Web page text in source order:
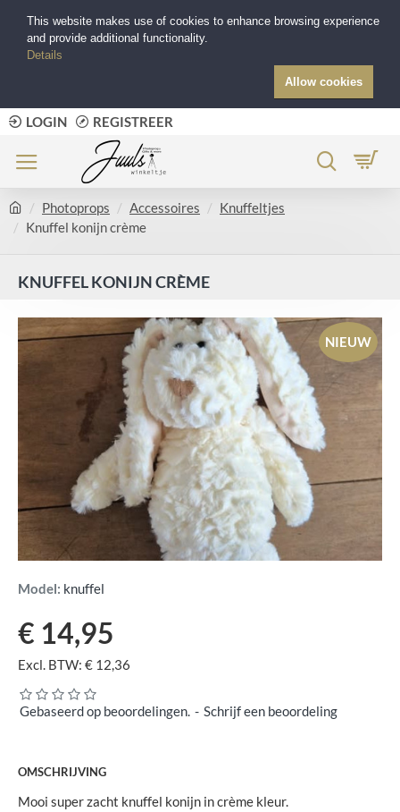
LOGIN REGISTREER
Photoprops Accessoires
Knuffeltjes
Knuffel konijn crème
KNUFFEL KONIJN CRÈME
NIEUW
Model: knuffel
Gebaseerd op beoordelingen. - Schrijf een beoordeling
€ 14,95
Excl. BTW: € 12,36
OMSCHRIJVING
Mooi super zacht knuffel konijn in crème kleur.
This website makes use of cookies to enhance browsing experience
and provide additional functionality.
Details
Allow cookies